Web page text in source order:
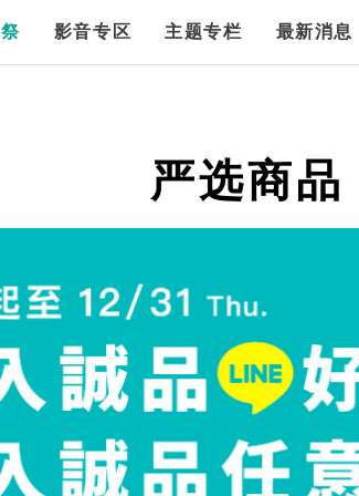
影音专区 主题专栏 最新消息
严选商品